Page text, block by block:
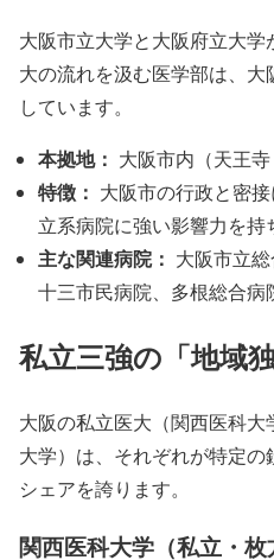
大阪市立大学と大阪府立大
大の流れを汲む医学部は、
しています。
本拠地： 大阪市内（天王寺
特徴： 大阪市の行政と密
立系病院に強い影響力を持
主な関連病院： 大阪市立
十三市民病院、多根総合病
私立三強の「地域独
大阪の私立医大（関西医科
大学）は、それぞれが特定
シェアを誇ります。
関西医科大学（私立・